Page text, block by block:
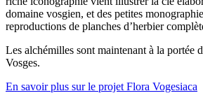
domaine vosgien, et des petites
reproductions de planches d’herbier
Les alchémilles sont maintenant à la portée
Vosges.
En savoir plus sur le projet Flora Vogesiaca